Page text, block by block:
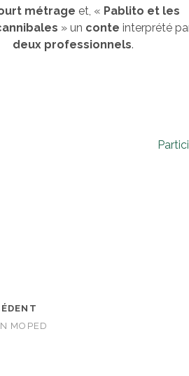
métrage et, « Pablito et les
» un conteinterprété
deux professionnels.
MOPED